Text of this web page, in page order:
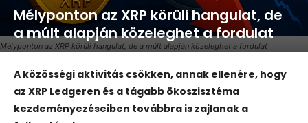
Mélyponton az XRP körüli hangulat, de a múlt alapján közeleghet a fordulat
Mélyponton az XRP körüli hangulat, de
a múlt alapján közeleghet a fordulat
A közösségi aktivitás csökken, annak ellenére, hogy
az XRP Ledgeren és a tágabb ökoszisztéma
kezdeményezéseiben továbbra is zajlanak a